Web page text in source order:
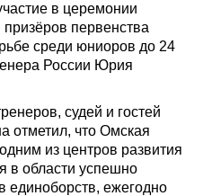
в церемонии
первенства
среди юниоров до 24
России Юрия
судей и гостей
отметил, что Омская
из центров развития
в области успешно
единоборств, ежегодно